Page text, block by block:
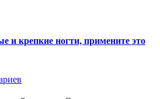
и крепкие ногти, примените это